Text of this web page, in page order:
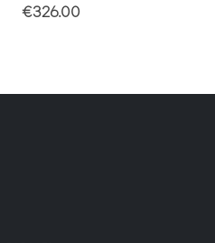
€326.00